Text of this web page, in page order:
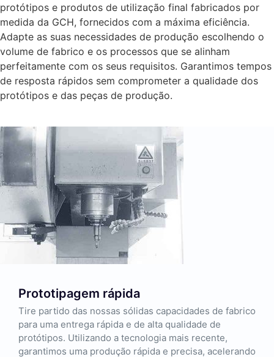
protótipos e produtos de utilização final fabricados por
medida da GCH, fornecidos com a máxima eficiência.
Adapte as suas necessidades de produção escolhendo o
volume de fabrico e os processos que se alinham
perfeitamente com os seus requisitos. Garantimos tempos
de resposta rápidos sem comprometer a qualidade dos
protótipos e das peças de produção.
Prototipagem rápida
Tire partido das nossas sólidas capacidades de fabrico
para uma entrega rápida e de alta qualidade de
protótipos. Utilizando a tecnologia mais recente,
garantimos uma produção rápida e precisa, acelerando